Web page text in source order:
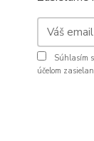
Súhlasím
účelom